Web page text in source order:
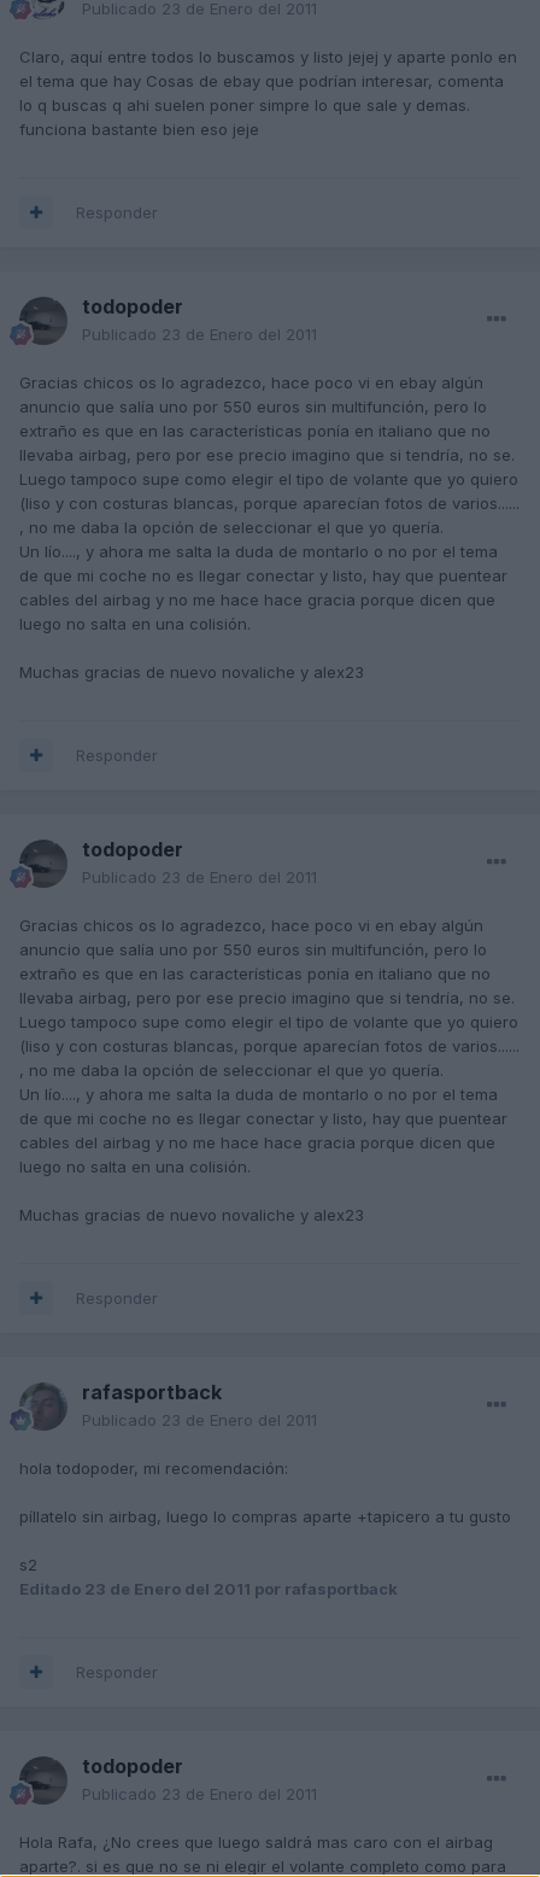
Publicado 23 de Enero del 2011
Claro, aquí entre todos lo buscamos y listo jejej y aparte ponlo en
el tema que hay Cosas de ebay que podrían interesar, comenta
lo q buscas q ahi suelen poner simpre lo que sale y demas.
funciona bastante bien eso jeje
Responder
todopoder
Publicado 23 de Enero del 2011
Gracias chicos os lo agradezco, hace poco vi en ebay algún
anuncio que salía uno por 550 euros sin multifunción, pero lo
extraño es que en las características ponía en italiano que no
llevaba airbag, pero por ese precio imagino que si tendría, no se.
Luego tampoco supe como elegir el tipo de volante que yo quiero
(liso y con costuras blancas, porque aparecían fotos de varios......
, no me daba la opción de seleccionar el que yo quería.
Un lío...., y ahora me salta la duda de montarlo o no por el tema
de que mi coche no es llegar conectar y listo, hay que puentear
cables del airbag y no me hace hace gracia porque dicen que
luego no salta en una colisión.
Muchas gracias de nuevo novaliche y alex23
Responder
todopoder
Publicado 23 de Enero del 2011
Gracias chicos os lo agradezco, hace poco vi en ebay algún
anuncio que salía uno por 550 euros sin multifunción, pero lo
extraño es que en las características ponía en italiano que no
llevaba airbag, pero por ese precio imagino que si tendría, no se.
Luego tampoco supe como elegir el tipo de volante que yo quiero
(liso y con costuras blancas, porque aparecían fotos de varios......
, no me daba la opción de seleccionar el que yo quería.
Un lío...., y ahora me salta la duda de montarlo o no por el tema
de que mi coche no es llegar conectar y listo, hay que puentear
cables del airbag y no me hace hace gracia porque dicen que
luego no salta en una colisión.
Muchas gracias de nuevo novaliche y alex23
Responder
rafasportback
Publicado 23 de Enero del 2011
hola todopoder, mi recomendación:
píllatelo sin airbag, luego lo compras aparte +tapicero a tu gusto
s2
Editado 23 de Enero del 2011 por rafasportback
Responder
todopoder
Publicado 23 de Enero del 2011
Hola Rafa, ¿No crees que luego saldrá mas caro con el airbag
aparte?. si es que no se ni elegir el volante completo como para